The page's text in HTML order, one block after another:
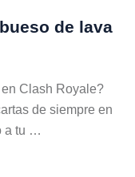
de lava
Clash Royale?
de siempre en
a tu …